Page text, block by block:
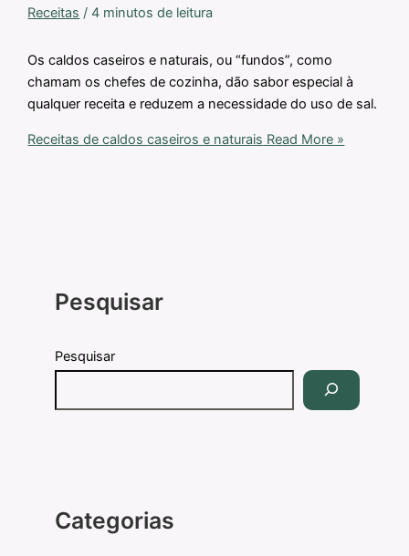
Receitas /4 minutos de leitura
Os caldos caseiros e naturais, ou “fundos”, como
chamam os chefes de cozinha, dão sabor especial à
qualquer receita e reduzem a necessidade do uso de sal.
Receitas de caldos caseiros e naturais Read More »
Pesquisar
Pesquisar
Categorias